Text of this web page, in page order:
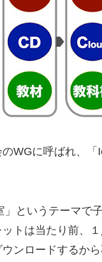
WGに呼ばれ、
」というテーマで
トは当たり前、
ンロードするか